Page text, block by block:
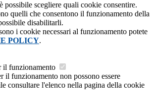
possibile scegliere quali cookie consentire.
quelli che consentono il funzionamento della
disabilitarli.
i cookie necessari al funzionamento potete
POLICY.
il funzionamento
il funzionamento non possono essere
consultare l'elenco nella pagina della cookie